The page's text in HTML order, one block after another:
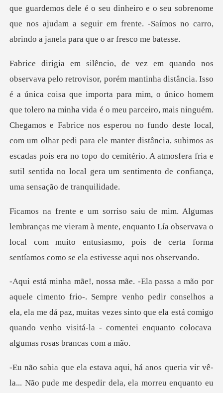
mem
que tolero na minha vida é o meu parceiro, mais ninguém.
Chegamos e Fabrice nos esperou no fundo deste local,
com um olhar pedi para ele manter distânci
ram à mente, enquanto Lía observava o
local com muito entusiasmo, poi
venho pedir conselhos a
ela, ela me dá paz, muitas vezes sinto que ela está comigo